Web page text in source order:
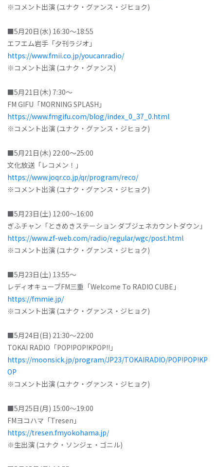
※コメント出演 (ユナク・グァンス・ジヒョク)
■5月20日(水) 16:30～18:55
エフエム岩手「夕刊ラジオ」
https://www.fmii.co.jp/youcanradio/
※コメント出演 (ユナク・グァンス)
■5月21日(木) 7:30～
FM GIFU「MORNING SPLASH」
https://www.fmgifu.com/blog/index_0_37_0.html
※コメント出演 (ユナク・グァンス・ジヒョク)
■5月21日(木) 22:00～25:00
文化放送「レコメン！」
https://www.joqr.co.jp/qr/program/reco/
※コメント出演 (ユナク・グァンス・ジヒョク)
■5月23日(土) 12:00～16:00
ぎふチャン「ときめきステーション ダブジェネカウントダウン」
https://www.zf-web.com/radio/regular/wgc/post.html
※コメント出演 (ユナク・グァンス・ジヒョク)
■5月23日(土) 13:55～
レディオキューブFM三重「Welcome To RADIO CUBE」
https://fmmie.jp/
※コメント出演 (ユナク・グァンス・ジヒョク)
■5月24日(日) 21:30～22:00
TOKAI RADIO「POP!POP!KPOP!!」
https://moonsick.jp/program/JP23/TOKAIRADIO/POP!POP!KP
OP
※コメント出演 (ユナク・グァンス・ジヒョク)
■5月25日(月) 15:00～19:00
FMヨコハマ「Tresen」
https://tresen.fmyokohama.jp/
※生出演 (ユナク・ソンジェ・ゴニル)